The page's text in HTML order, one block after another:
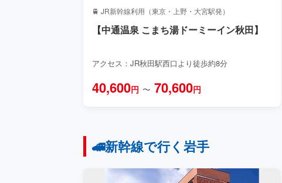
🚆 JR新幹線利用（東京・上野・大宮駅発）
【中通温泉 こまち湯ドーミーイン秋田】
アクセス：JR秋田駅西口より徒歩約8分
40,600円 〜 70,600円
🚄新幹線で行く岩手